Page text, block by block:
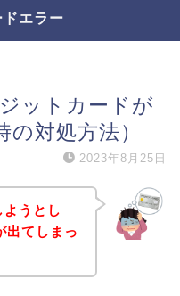
エラー
ットカードが
対処方法）
2023年8月25日
うとし
出てしまっ